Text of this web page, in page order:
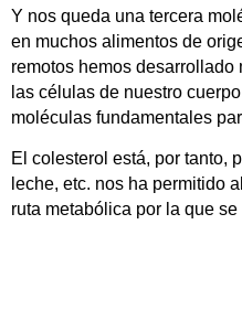
Y nos queda una tercera
en muchos alimentos de
remotos hemos
las células de nuestro
moléculas fundamentales
El colesterol está, por tanto,
leche, etc. nos ha permitido
ruta metabólica por la que